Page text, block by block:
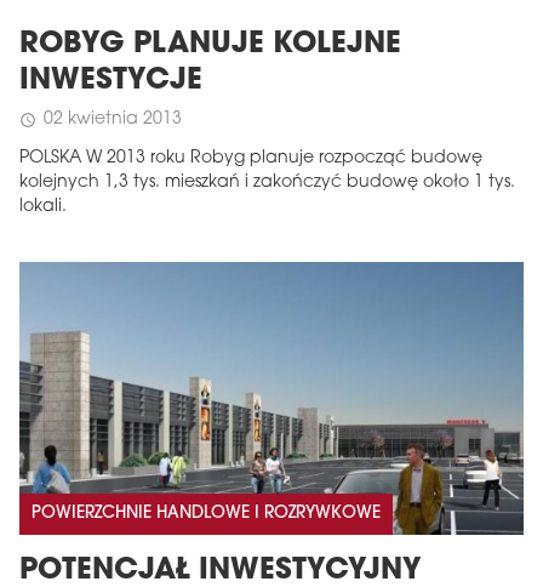
ROBYG PLANUJE KOLEJNE
INWESTYCJE
schedule 02 kwietnia 2013
POLSKA W 2013 roku Robyg planuje rozpocząć budowę
kolejnych 1,3 tys. mieszkań i zakończyć budowę około 1 tys.
lokali.
POWIERZCHNIE HANDLOWE I ROZRYWKOWE
POTENCJAŁ INWESTYCYJNY